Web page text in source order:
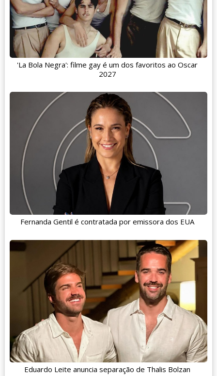
'La Bola Negra': filme gay é um dos favoritos ao Oscar
2027
Fernanda Gentil é contratada por emissora dos EUA
Eduardo Leite anuncia separação de Thalis Bolzan